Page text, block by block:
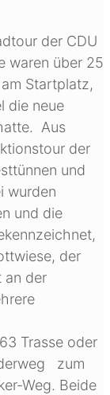
der CDU
waren über 25
Startplatz,
die neue
Aus
der
und
wurden
und die
der
an der
Trasse oder
zum
Weg. Beide